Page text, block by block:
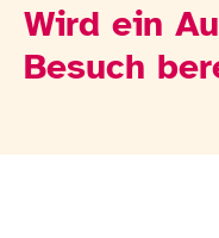
Wird ein
Besuch